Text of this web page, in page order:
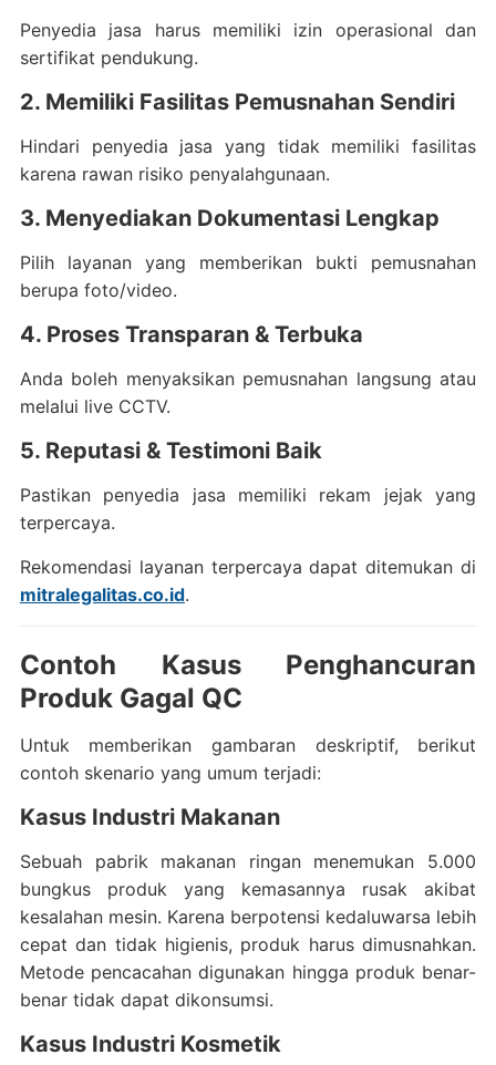
Penyedia jasa harus memiliki izin operasional dan
sertifikat pendukung.
2. Memiliki Fasilitas Pemusnahan Sendiri
Hindari penyedia jasa yang tidak memiliki fasilitas
karena rawan risiko penyalahgunaan.
3. Menyediakan Dokumentasi Lengkap
Pilih layanan yang memberikan bukti pemusnahan
berupa foto/video.
4. Proses Transparan & Terbuka
Anda boleh menyaksikan pemusnahan langsung atau
melalui live CCTV.
5. Reputasi & Testimoni Baik
Pastikan penyedia jasa memiliki rekam jejak yang
terpercaya.
Rekomendasi layanan terpercaya dapat ditemukan di
mitralegalitas.co.id.
Contoh Kasus Penghancuran
Produk Gagal QC
Untuk memberikan gambaran deskriptif, berikut
contoh skenario yang umum terjadi:
Kasus Industri Makanan
Sebuah pabrik makanan ringan menemukan 5.000
bungkus produk yang kemasannya rusak akibat
kesalahan mesin. Karena berpotensi kedaluwarsa lebih
cepat dan tidak higienis, produk harus dimusnahkan.
Metode pencacahan digunakan hingga produk benar-
benar tidak dapat dikonsumsi.
Kasus Industri Kosmetik